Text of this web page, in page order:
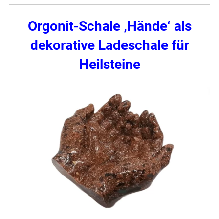
Orgonit-Schale ‚Hände‘ als
dekorative Ladeschale für
Heilsteine